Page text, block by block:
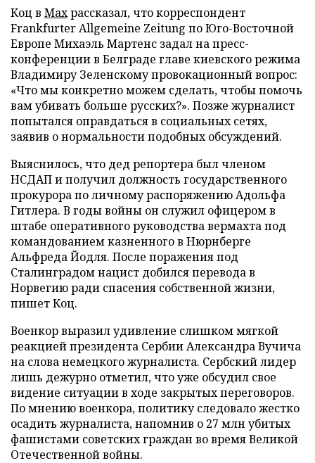
Коц в Махрассказал, что корреспондент
Frankfurter Allgemeine Zeitung по Юго-Восточной
Европе Михаэль Мартенс задал на пресс-
конференции в Белграде главе киевского режима
Владимиру Зеленскому провокационный вопрос:
«Что мы конкретно можем сделать, чтобы помочь
вам убивать больше русских?». Позже журналист
попытался оправдаться в социальных сетях,
заявив о нормальности подобных обсуждений.
Выяснилось, что дед репортера был членом
НСДАП и получил должность государственного
прокурора по личному распоряжению Адольфа
Гитлера. В годы войны он служил офицером в
штабе оперативного руководства вермахта под
командованием казненного в Нюрнберге
Альфреда Йодля. После поражения под
Сталинградом нацист добился перевода в
Норвегию ради спасения собственной жизни,
пишет Коц.
Военкор выразил удивление слишком мягкой
реакцией президента Сербии Александра Вучича
на слова немецкого журналиста. Сербский лидер
лишь дежурно отметил, что уже обсудил свое
видение ситуации в ходе закрытых переговоров.
По мнению военкора, политику следовало жестко
осадить журналиста, напомнив о 27 млн убитых
фашистами советских граждан во время Великой
Отечественной войны.